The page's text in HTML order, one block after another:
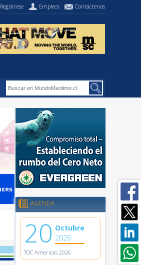
Regístrese Empleos Contáctenos
AGENDA
20 Octubre
2026
TOC Americas 2026